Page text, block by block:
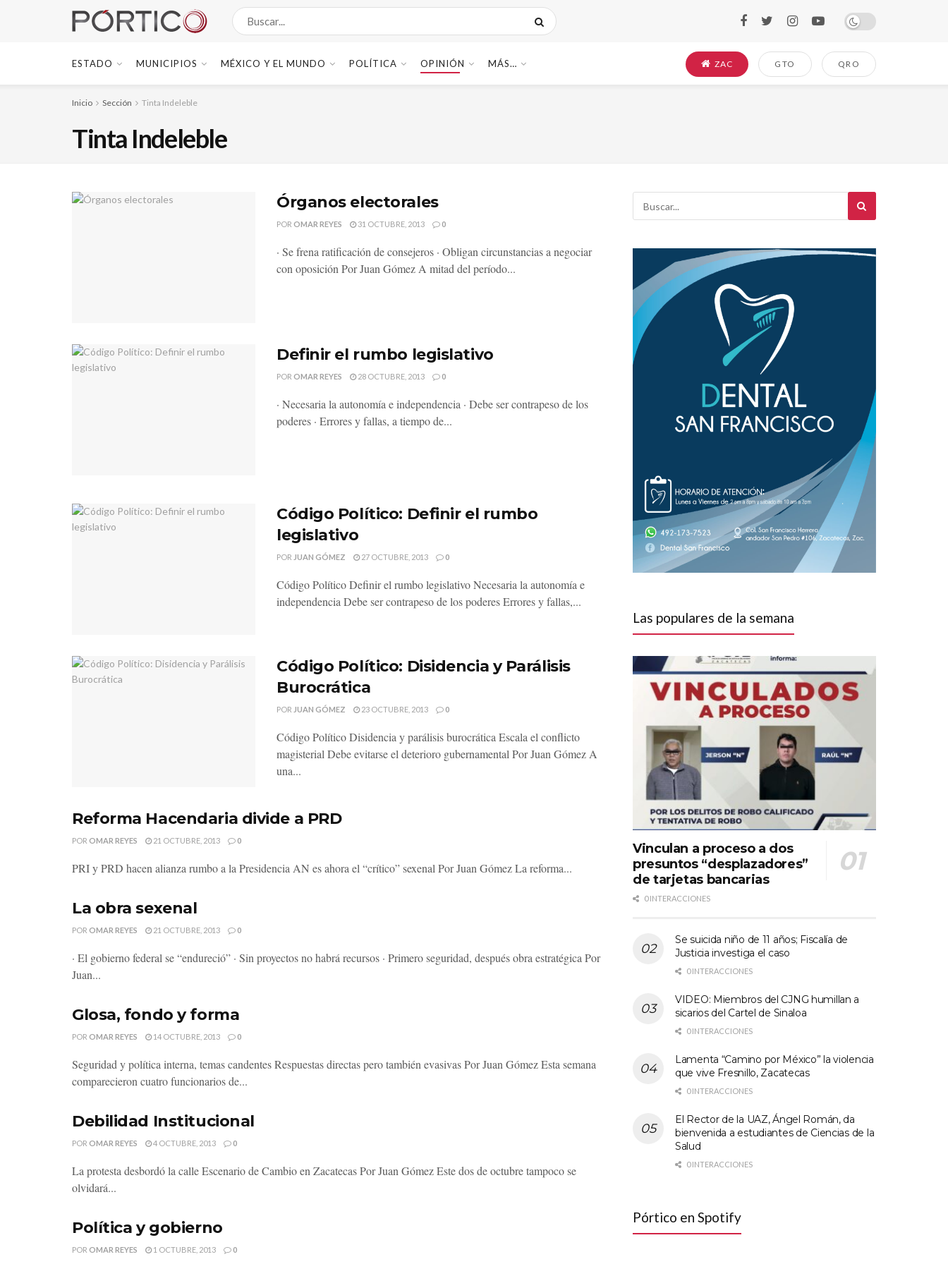
ESTADO MUNICIPIOS MÉXICO Y EL MUNDO POLÍTICA OPINIÓN MÁS… ZAC GTO QRO
Inicio Sección Tinta Indeleble
Tinta Indeleble
Órganos electorales
POR OMAR REYES 31 OCTUBRE, 2013 0
· Se frena ratificación de consejeros · Obligan circunstancias a negociar
con oposición Por Juan Gómez A mitad del período...
Definir el rumbo legislativo
POR OMAR REYES 28 OCTUBRE, 2013 0
· Necesaria la autonomía e independencia · Debe ser contrapeso de los
poderes · Errores y fallas, a tiempo de...
Código Político: Definir el rumbo
legislativo
POR JUAN GÓMEZ 27 OCTUBRE, 2013 0
Código Político Definir el rumbo legislativo Necesaria la autonomía e
independencia Debe ser contrapeso de los poderes Errores y fallas,...
Código Político: Disidencia y Parálisis
Burocrática
POR JUAN GÓMEZ 23 OCTUBRE, 2013 0
Código Político Disidencia y parálisis burocrática Escala el conflicto
magisterial Debe evitarse el deterioro gubernamental Por Juan Gómez A
una...
Reforma Hacendaria divide a PRD
POR OMAR REYES 21 OCTUBRE, 2013 0
PRI y PRD hacen alianza rumbo a la Presidencia AN es ahora el “crítico” sexenal Por Juan Gómez La reforma...
La obra sexenal
POR OMAR REYES 21 OCTUBRE, 2013 0
· El gobierno federal se “endureció” · Sin proyectos no habrá recursos · Primero seguridad, después obra estratégica Por
Juan...
Glosa, fondo y forma
POR OMAR REYES 14 OCTUBRE, 2013 0
Seguridad y política interna, temas candentes Respuestas directas pero también evasivas Por Juan Gómez Esta semana
comparecieron cuatro funcionarios de...
Debilidad Institucional
POR OMAR REYES 4 OCTUBRE, 2013 0
La protesta desbordó la calle Escenario de Cambio en Zacatecas Por Juan Gómez Este dos de octubre tampoco se
olvidará...
Política y gobierno
POR OMAR REYES 1 OCTUBRE, 2013 0
Las populares de la semana
Vinculan a proceso a dos
presuntos “desplazadores”
de tarjetas bancarias
0 INTERACCIONES
Se suicida niño de 11 años; Fiscalía de
Justicia investiga el caso
0 INTERACCIONES
VIDEO: Miembros del CJNG humillan a
sicarios del Cartel de Sinaloa
0 INTERACCIONES
Lamenta “Camino por México” la violencia
que vive Fresnillo, Zacatecas
0 INTERACCIONES
El Rector de la UAZ, Ángel Román, da
bienvenida a estudiantes de Ciencias de la
Salud
0 INTERACCIONES
Pórtico en Spotify